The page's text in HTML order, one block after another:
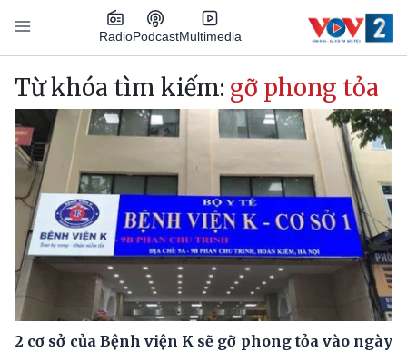
Nhảy đến nội dung
RadioPodcastMultimedia
Main navigation
Từ khóa tìm kiếm: gỡ phong tỏa
2 cơ sở của Bệnh viện K sẽ gỡ phong tỏa vào ngày